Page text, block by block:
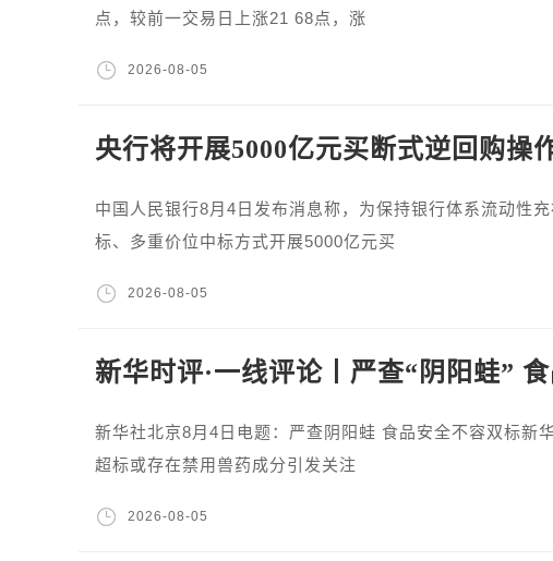
点，较前一交易日上涨21 68点，涨
2026-08-05
央行将开展5000亿元买断式逆回购操
中国人民银行8月4日发布消息称，为保持银行体系流动性
标、多重价位中标方式开展5000亿元买
2026-08-05
新华时评·一线评论丨严查“阴阳蛙”
新华社北京8月4日电题：严查阴阳蛙 食品安全不容双标新
超标或存在禁用兽药成分引发关注
2026-08-05